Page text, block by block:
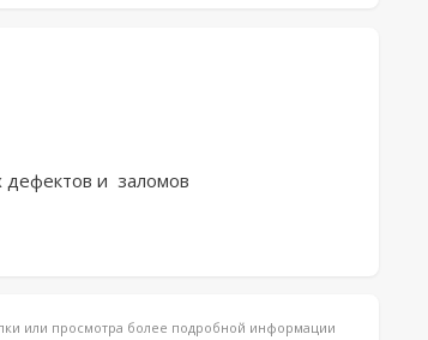
дефектов и  заломов
или просмотра более подробной информации